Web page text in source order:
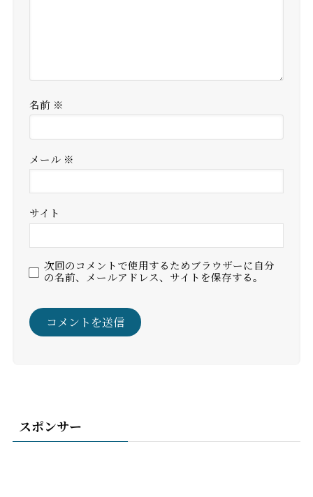
名前 ※
メール ※
サイト
次回のコメントで使用するためブラウザーに自分
の名前、メールアドレス、サイトを保存する。
スポンサー